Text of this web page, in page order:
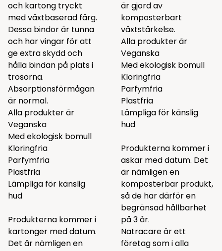
och kartong tryckt
med växtbaserad färg.
Dessa bindor är tunna
och har vingar för att
ge extra skydd och
hålla bindan på plats i
trosorna.
Absorptionsförmågan
är normal.
Alla produkter är
Veganska
Med ekologisk bomull
Kloringfria
Parfymfria
Plastfria
Lämpliga för känslig
hud
Produkterna kommer i
kartonger med datum.
Det är nämligen en
är gjord av
komposterbart
växtstärkelse.
Alla produkter är
Veganska
Med ekologisk bomull
Kloringfria
Parfymfria
Plastfria
Lämpliga för känslig
hud
Produkterna kommer i
askar med datum. Det
är nämligen en
komposterbar produkt,
så de har därför en
begränsad hållbarhet
på 3 år.
Natracare är ett
företag som i alla